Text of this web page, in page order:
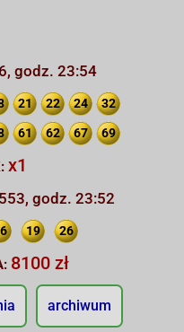
godz. 23:54
21 22 24 32
61 62 67 69
x1
godz. 23:52
19 26
8100 zł
archiwum